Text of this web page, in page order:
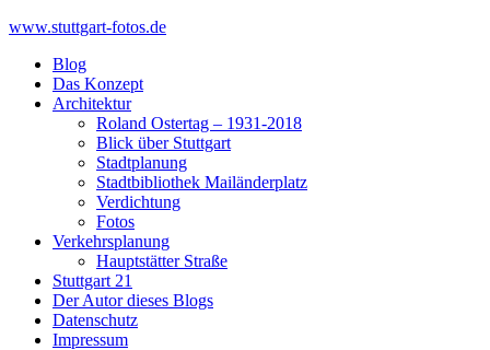
Skip
content
www.stuttgart-fotos.de
Blog
Das Konzept
Architektur
Roland Ostertag – 1931-2018
Blick über Stuttgart
Stadtplanung
Stadtbibliothek Mailänderplatz
Verdichtung
Fotos
Verkehrsplanung
Hauptstätter Straße
Stuttgart 21
Der Autor dieses Blogs
Datenschutz
Impressum